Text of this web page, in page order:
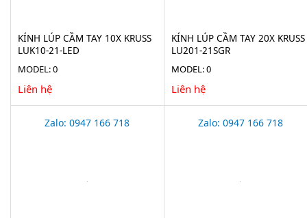
KÍNH LÚP CẦM TAY 10X KRUSS
LUK10-21-LED
MODEL: 0
Liên hệ
KÍNH LÚP CẦM TAY 20X KRUSS
LU201-21SGR
MODEL: 0
Liên hệ
Zalo: 0947 166 718 Zalo: 0947 166 718